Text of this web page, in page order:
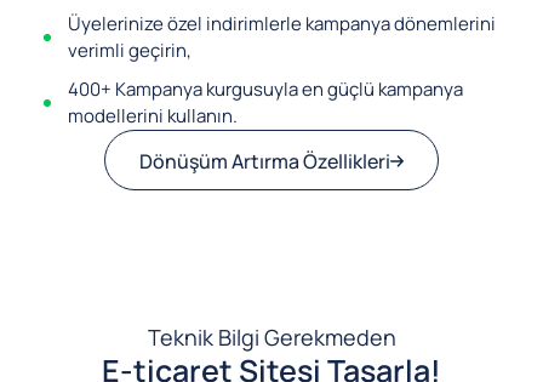
Üyelerinize özel indirimlerle kampanya dönemlerini
verimli geçirin,
400+ Kampanya kurgusuyla en güçlü kampanya
modellerini kullanın.
Dönüşüm Artırma Özellikleri
Teknik Bilgi Gerekmeden
E-ticaret Sitesi Tasarla!